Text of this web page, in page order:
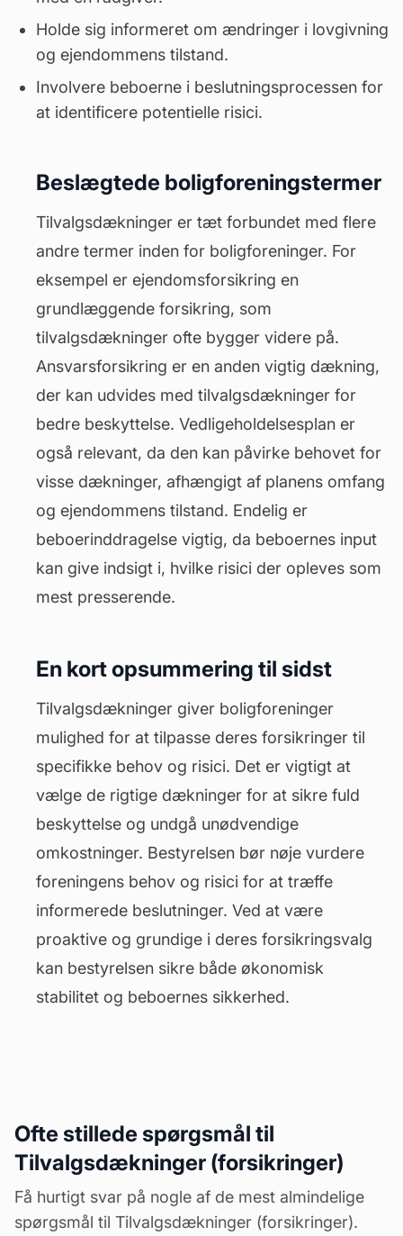
Holde sig informeret om ændringer i lovgivning
og ejendommens tilstand.
Involvere beboerne i beslutningsprocessen for
at identificere potentielle risici.
Beslægtede boligforeningstermer
Tilvalgsdækninger er tæt forbundet med flere
andre termer inden for boligforeninger. For
eksempel er ejendomsforsikring en
grundlæggende forsikring, som
tilvalgsdækninger ofte bygger videre på.
Ansvarsforsikring er en anden vigtig dækning,
der kan udvides med tilvalgsdækninger for
bedre beskyttelse. Vedligeholdelsesplan er
også relevant, da den kan påvirke behovet for
visse dækninger, afhængigt af planens omfang
og ejendommens tilstand. Endelig er
beboerinddragelse vigtig, da beboernes input
kan give indsigt i, hvilke risici der opleves som
mest presserende.
En kort opsummering til sidst
Tilvalgsdækninger giver boligforeninger
mulighed for at tilpasse deres forsikringer til
specifikke behov og risici. Det er vigtigt at
vælge de rigtige dækninger for at sikre fuld
beskyttelse og undgå unødvendige
omkostninger. Bestyrelsen bør nøje vurdere
foreningens behov og risici for at træffe
informerede beslutninger. Ved at være
proaktive og grundige i deres forsikringsvalg
kan bestyrelsen sikre både økonomisk
stabilitet og beboernes sikkerhed.
Ofte stillede spørgsmål til
Tilvalgsdækninger (forsikringer)
Få hurtigt svar på nogle af de mest almindelige
spørgsmål til Tilvalgsdækninger (forsikringer).